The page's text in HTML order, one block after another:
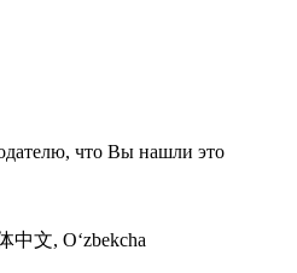
что Вы нашли это
中文, Oʻzbekcha